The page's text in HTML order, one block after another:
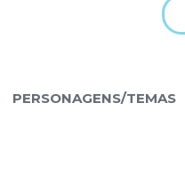
PERSONAGENS/TEMAS